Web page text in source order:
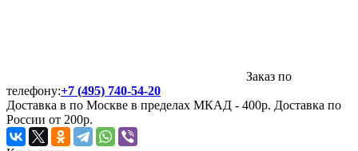
Заказ по
телефону:+7 (495) 740-54-20
Доставка в по Москве в пределах МКАД - 400р. Доставка по
России от 200р.